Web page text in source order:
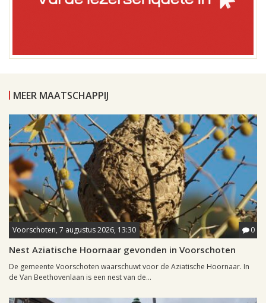
MEER MAATSCHAPPIJ
Voorschoten, 7 augustus 2026, 13:30 0
Nest Aziatische Hoornaar gevonden in Voorschoten
De gemeente Voorschoten waarschuwt voor de Aziatische Hoornaar. In
de Van Beethovenlaan is een nest van de...